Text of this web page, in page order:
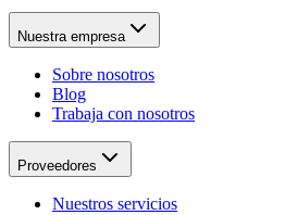
Nuestra empresa
Sobre nosotros
Blog
Trabaja con nosotros
Proveedores
Nuestros servicios